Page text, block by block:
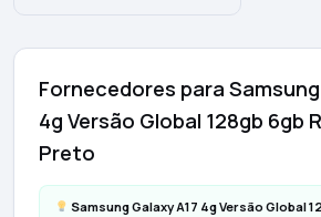
Fornecedores para Samsung
4g Versão Global 128gb 6gb
Preto
Samsung Galaxy A17 4g Versão Global